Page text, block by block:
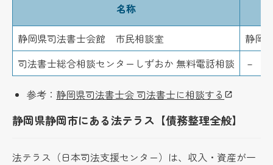
名称
静岡県司法書士会館 市民相談室
静岡
司法書士総合相談センターしずおか 無料電話相談
－
参考： 静岡県司法書士会 司法書士に相談する
静岡県静岡市にある法テラス【債務整理全般】
法テラス（日本司法支援センター）は、収入・資産が一